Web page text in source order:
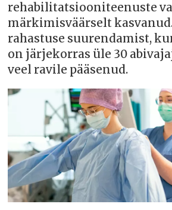
rehabilitatsiooniteenuste
märkimisväärselt
rahastuse suurendamist,
on järjekorras üle 30
veel ravile pääsenud.